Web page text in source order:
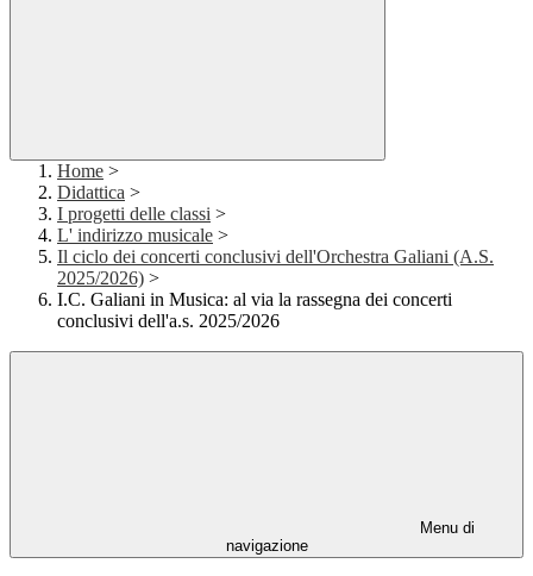
Home >
Didattica >
I progetti delle classi >
L' indirizzo musicale >
Il ciclo dei concerti conclusivi dell'Orchestra Galiani (A.S.
2025/2026) >
I.C. Galiani in Musica: al via la rassegna dei concerti
conclusivi dell'a.s. 2025/2026
Menu di
navigazione